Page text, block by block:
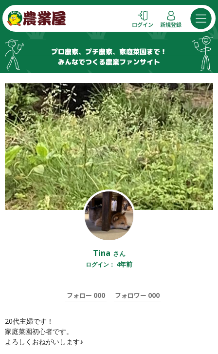
コ
ン
テ
ン
ツ
へ
キ
ッ
プ
ログイン 新規登録
プロ農家、プチ農家、家庭菜園まで！
みんなでつくる農業ファンサイト
Tina さん
ログイン： 4年前
フォロー 000 フォロワー 000
20代主婦です！
家庭菜園初心者です。
よろしくおねがいします♪